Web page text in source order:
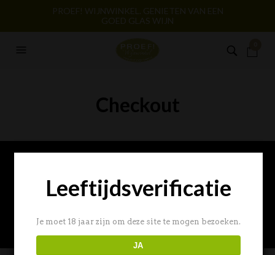
PROEF! WIJNWINKEL. GENIETEN VAN EEN
GOED GLAS WIJN
Checkout
Leeftijdsverificatie
Je moet 18 jaar zijn om deze site te mogen bezoeken.
JA